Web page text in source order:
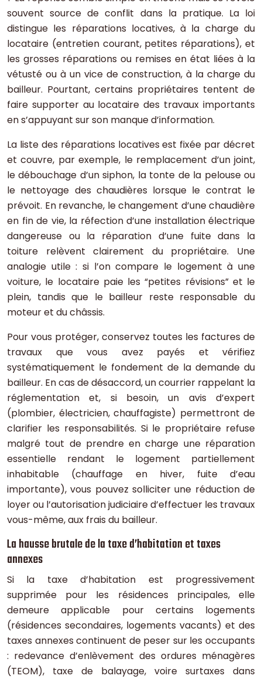
souvent source de conflit dans la pratique. La loi
distingue les réparations locatives, à la charge du
locataire (entretien courant, petites réparations), et
les grosses réparations ou remises en état liées à la
vétusté ou à un vice de construction, à la charge du
bailleur. Pourtant, certains propriétaires tentent de
faire supporter au locataire des travaux importants
en s’appuyant sur son manque d’information.
La liste des réparations locatives est fixée par décret
et couvre, par exemple, le remplacement d’un joint,
le débouchage d’un siphon, la tonte de la pelouse ou
le nettoyage des chaudières lorsque le contrat le
prévoit. En revanche, le changement d’une chaudière
en fin de vie, la réfection d’une installation électrique
dangereuse ou la réparation d’une fuite dans la
toiture relèvent clairement du propriétaire. Une
analogie utile : si l’on compare le logement à une
voiture, le locataire paie les “petites révisions” et le
plein, tandis que le bailleur reste responsable du
moteur et du châssis.
Pour vous protéger, conservez toutes les factures de
travaux que vous avez payés et vérifiez
systématiquement le fondement de la demande du
bailleur. En cas de désaccord, un courrier rappelant la
réglementation et, si besoin, un avis d’expert
(plombier, électricien, chauffagiste) permettront de
clarifier les responsabilités. Si le propriétaire refuse
malgré tout de prendre en charge une réparation
essentielle rendant le logement partiellement
inhabitable (chauffage en hiver, fuite d’eau
importante), vous pouvez solliciter une réduction de
loyer ou l’autorisation judiciaire d’effectuer les travaux
vous-même, aux frais du bailleur.
La hausse brutale de la taxe d’habitation et taxes
annexes
Si la taxe d’habitation est progressivement
supprimée pour les résidences principales, elle
demeure applicable pour certains logements
(résidences secondaires, logements vacants) et des
taxes annexes continuent de peser sur les occupants
: redevance d’enlèvement des ordures ménagères
(TEOM), taxe de balayage, voire surtaxes dans